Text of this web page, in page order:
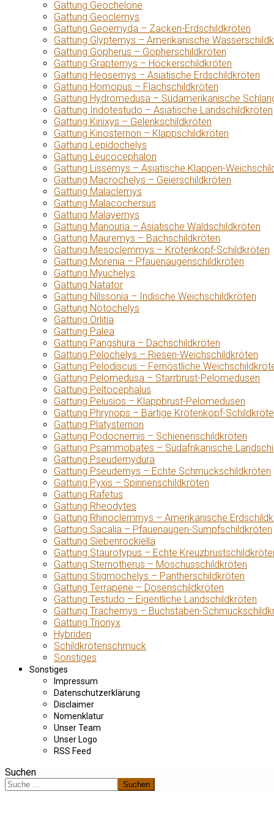
Gattung Geochelone
Gattung Geoclemys
Gattung Geoemyda – Zacken-Erdschildkröten
Gattung Glyptemys – Amerikanische
Gattung Gopherus – Gopherschildkröten
Gattung Graptemys – Höckerschildkröten
Gattung Heosemys – Asiatische Erdschildkröten
Gattung Homopus – Flachschildkröten
Gattung Hydromedusa – Südamerikanische
Gattung Indotestudo – Asiatische Landschildkröten
Gattung Kinixys – Gelenkschildkröten
Gattung Kinosternon – Klappschildkröten
Gattung Lepidochelys
Gattung Leucocephalon
Gattung Lissemys – Asiatische Klappen-
Gattung Macrochelys – Geierschildkröten
Gattung Malaclemys
Gattung Malacochersus
Gattung Malayemys
Gattung Manouria – Asiatische Waldschildkröten
Gattung Mauremys – Bachschildkröten
Gattung Mesoclemmys – Krötenkopf-Schildkröten
Gattung Morenia – Pfauenaugenschildkröten
Gattung Myuchelys
Gattung Natator
Gattung Nilssonia – Indische Weichschildkröten
Gattung Notochelys
Gattung Orlitia
Gattung Palea
Gattung Pangshura – Dachschildkröten
Gattung Pelochelys – Riesen-Weichschildkröten
Gattung Pelodiscus – Fernöstliche
Gattung Pelomedusa – Starrbrust-Pelomedusen
Gattung Peltocephalus
Gattung Pelusios – Klappbrust-Pelomedusen
Gattung Phrynops – Bärtige Krötenkopf-
Gattung Platysternon
Gattung Podocnemis – Schienenschildkröten
Gattung Psammobates – Südafrikanische
Gattung Pseudemydura
Gattung Pseudemys – Echte Schmuckschildkröten
Gattung Pyxis – Spinnenschildkröten
Gattung Rafetus
Gattung Rheodytes
Gattung Rhinoclemmys – Amerikanische
Gattung Sacalia – Pfauenaugen-Sumpfschildkröten
Gattung Siebenrockiella
Gattung Staurotypus – Echte
Gattung Sternotherus – Moschusschildkröten
Gattung Stigmochelys – Pantherschildkröten
Gattung Terrapene – Dosenschildkröten
Gattung Testudo – Eigentliche Landschildkröten
Gattung Trachemys – Buchstaben-
Gattung Trionyx
Hybriden
Schildkrötenschmuck
Sonstiges
Sonstiges
Impressum
Datenschutzerklärung
Disclaimer
Nomenklatur
Unser Team
Unser Logo
RSS Feed
Suchen
Suchen